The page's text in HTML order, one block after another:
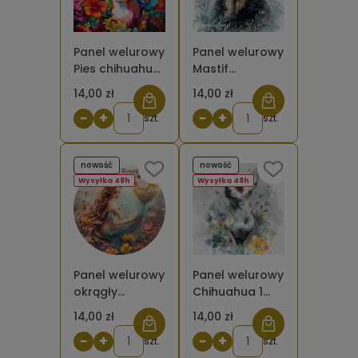
Panel welurowy
Pies chihuahua
w kwiatach
(Rozmiar
panelu: 50 x
14,00 zł
− + szt.
Panel welurowy
Mastif
tybetański 1
malowany
(Rozmiar
panelu: 50 x
50)
14,00 zł
− + szt.
Panel welurowy
okrągły
Syrenka 2
(Sriednica koła:
50cm)
14,00 zł
nowość
Wysyłka 48h
− + szt.
Panel welurowy
Chihuahua 1
malowany
(Rozmiar
panelu:50x50)
14,00 zł
nowość
Wysyłka 48h
− + szt.